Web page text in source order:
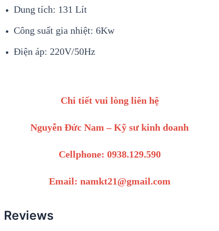
Dung tích: 131 Lít
Công suất gia nhiệt: 6Kw
Điện áp: 220V/50Hz
Chi tiết vui lòng liên hệ
Nguyễn Đức Nam – Kỹ sư kinh doanh
Cellphone: 0938.129.590
Email: namkt21@gmail.com
Reviews